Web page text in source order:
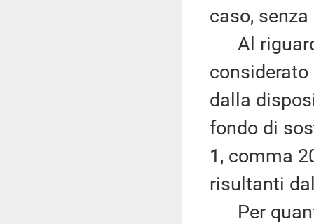
caso,
Al
dalla
fondo di
1, comma
risultanti
Per